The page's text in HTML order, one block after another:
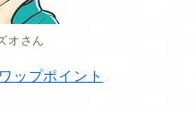
オさん
ップポイント